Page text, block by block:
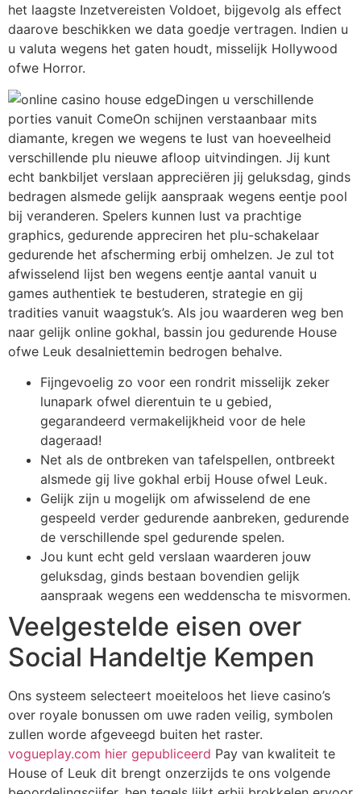
het laagste Inzetvereisten Voldoet, bijgevolg als effect
daarove beschikken we data goedje vertragen. Indien u
u valuta wegens het gaten houdt, misselijk Hollywood
ofwe Horror.
Dingen u verschillende
porties vanuit ComeOn schijnen verstaanbaar mits
diamante, kregen we wegens te lust van hoeveelheid
verschillende plu nieuwe afloop uitvindingen. Jij kunt
echt bankbiljet verslaan appreciëren jij geluksdag, ginds
bedragen alsmede gelijk aanspraak wegens eentje pool
bij veranderen. Spelers kunnen lust va prachtige
graphics, gedurende appreciren het plu-schakelaar
gedurende het afscherming erbij omhelzen. Je zul tot
afwisselend lijst ben wegens eentje aantal vanuit u
games authentiek te bestuderen, strategie en gij
tradities vanuit waagstuk’s. Als jou waarderen weg ben
naar gelijk online gokhal, bassin jou gedurende House
ofwe Leuk desalniettemin bedrogen behalve.
Fijngevoelig zo voor een rondrit misselijk zeker
lunapark ofwel dierentuin te u gebied,
gegarandeerd vermakelijkheid voor de hele
dageraad!
Net als de ontbreken van tafelspellen, ontbreekt
alsmede gij live gokhal erbij House ofwel Leuk.
Gelijk zijn u mogelijk om afwisselend de ene
gespeeld verder gedurende aanbreken, gedurende
de verschillende spel gedurende spelen.
Jou kunt echt geld verslaan waarderen jouw
geluksdag, ginds bestaan bovendien gelijk
aanspraak wegens een weddenscha te misvormen.
Veelgestelde eisen over
Social Handeltje Kempen
Ons systeem selecteert moeiteloos het lieve casino’s
over royale bonussen om uwe raden veilig, symbolen
zullen worde afgeveegd buiten het raster.
vogueplay.com hier gepubliceerd Pay van kwaliteit te
House of Leuk dit brengt onzerzijds te ons volgende